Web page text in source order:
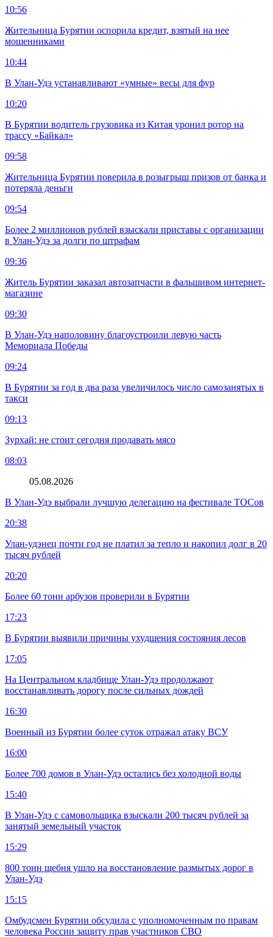
10:56
Жительница Бурятии оспорила кредит, взятый на нее
мошенниками
10:44
В Улан-Удэ устанавливают «умные» весы для фур
10:20
В Бурятии водитель грузовика из Китая уронил ротор на
трассу «Байкал»
09:58
Жительница Бурятии поверила в розыгрыш призов от банка и
потеряла деньги
09:54
Более 2 миллионов рублей взыскали приставы с организации
в Улан-Удэ за долги по штрафам
09:36
Житель Бурятии заказал автозапчасти в фальшивом интернет-
магазине
09:30
В Улан-Удэ наполовину благоустроили левую часть
Мемориала Победы
09:24
В Бурятии за год в два раза увеличилось число самозанятых в
такси
09:13
Зурхай: не стоит сегодня продавать мясо
08:03
05.08.2026
В Улан-Удэ выбрали лучшую делегацию на фестивале ТОСов
20:38
Улан-удэнец почти год не платил за тепло и накопил долг в 20
тысяч рублей
20:20
Более 60 тонн арбузов проверили в Бурятии
17:23
В Бурятии выявили причины ухудшения состояния лесов
17:05
На Центральном кладбище Улан-Удэ продолжают
восстанавливать дорогу после сильных дождей
16:30
Военный из Бурятии более суток отражал атаку ВСУ
16:00
Более 700 домов в Улан-Удэ остались без холодной воды
15:40
В Улан-Удэ с самовольщика взыскали 200 тысяч рублей за
занятый земельный участок
15:29
800 тонн щебня ушло на восстановление размытых дорог в
Улан-Удэ
15:15
Омбудсмен Бурятии обсудила с уполномоченным по правам
человека России защиту прав участников СВО